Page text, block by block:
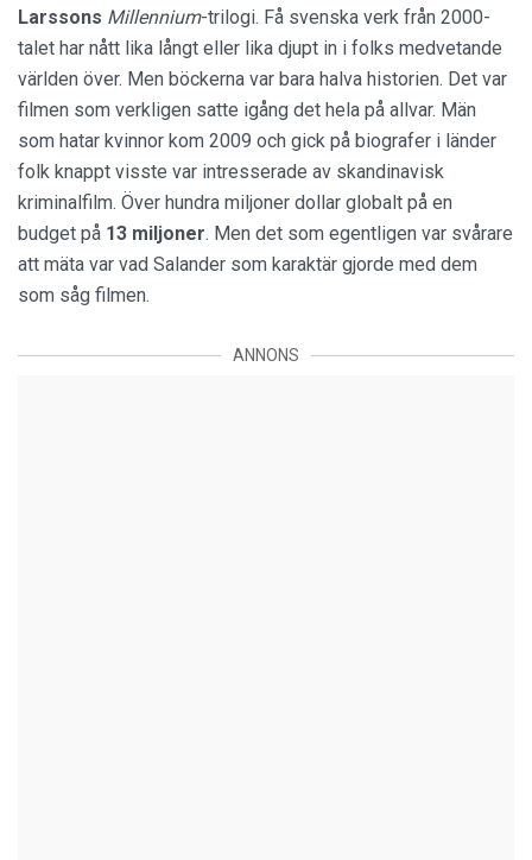
Larssons Millennium-trilogi. Få svenska verk från 2000-
talet har nått lika långt eller lika djupt in i folks medvetande
världen över. Men böckerna var bara halva historien. Det var
filmen som verkligen satte igång det hela på allvar. Män
som hatar kvinnor kom 2009 och gick på biografer i länder
folk knappt visste var intresserade av skandinavisk
kriminalfilm. Över hundra miljoner dollar globalt på en
budget på 13 miljoner. Men det som egentligen var svårare
att mäta var vad Salander som karaktär gjorde med dem
som såg filmen.
ANNONS